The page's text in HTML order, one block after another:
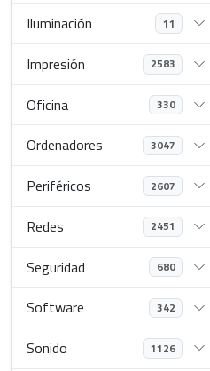
Iluminación 11
Impresión 2583
Oficina 330
Ordenadores 3047
Periféricos 2607
Redes 2451
Seguridad 680
Software 342
Sonido 1126